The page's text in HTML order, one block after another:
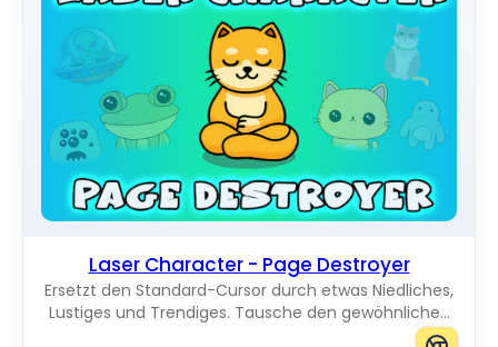
Laser Character - Page Destroyer
Ersetzt den Standard-Cursor durch etwas Niedliches,
Lustiges und Trendiges. Tausche den gewöhnlichen
Mauszeiger gegen erstaunliche Cute Cursors aus.